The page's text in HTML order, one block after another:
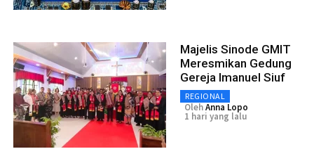
Majelis Sinode GMIT
Meresmikan Gedung
Gereja Imanuel Siuf
REGIONAL
OlehAnna Lopo
1 hari yang lalu